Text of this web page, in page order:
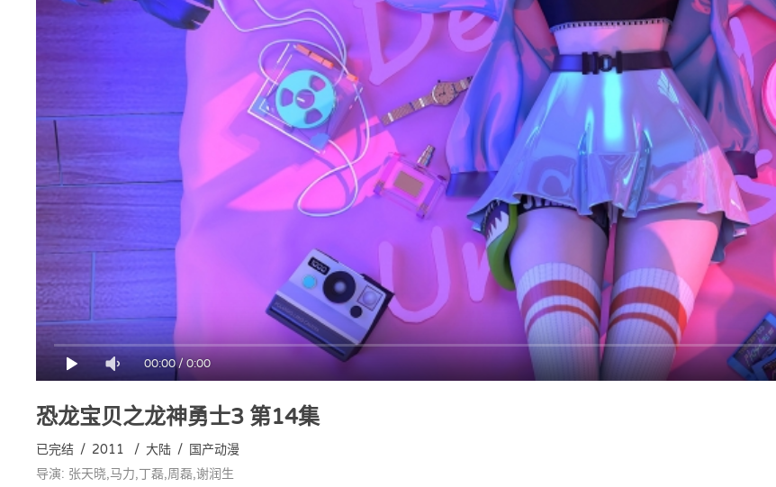
00:00/0:00
恐龙宝贝之龙神勇士3 第14集
已完结 / 2011 / 大陆 / 国产动漫
导演: 张天晓,马力,丁磊,周磊,谢润生